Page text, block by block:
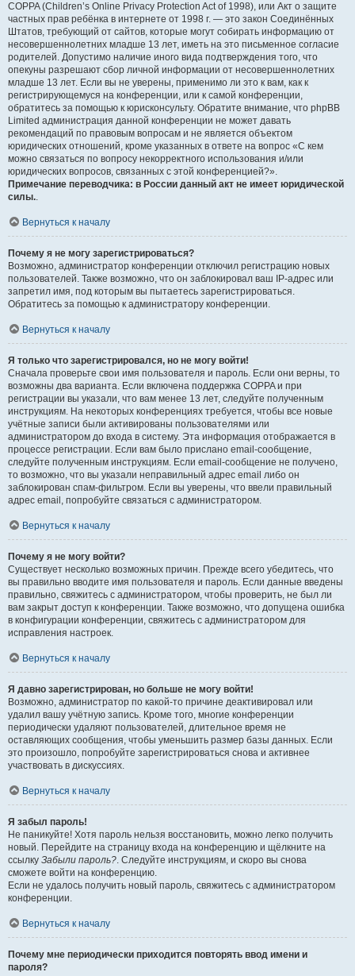
COPPA (Children’s Online Privacy Protection Act of 1998), или Акт о защите
частных прав ребёнка в интернете от 1998 г. — это закон Соединённых
Штатов, требующий от сайтов, которые могут собирать информацию от
несовершеннолетних младше 13 лет, иметь на это письменное согласие
родителей. Допустимо наличие иного вида подтверждения того, что
опекуны разрешают сбор личной информации от несовершеннолетних
младше 13 лет. Если вы не уверены, применимо ли это к вам, как к
регистрирующемуся на конференции, или к самой конференции,
обратитесь за помощью к юрисконсульту. Обратите внимание, что phpBB
Limited администрация данной конференции не может давать
рекомендаций по правовым вопросам и не является объектом
юридических отношений, кроме указанных в ответе на вопрос «С кем
можно связаться по вопросу некорректного использования и/или
юридических вопросов, связанных с этой конференцией?».
Примечание переводчика: в России данный акт не имеет юридической
силы..
Вернуться к началу
Почему я не могу зарегистрироваться?
Возможно, администратор конференции отключил регистрацию новых
пользователей. Также возможно, что он заблокировал ваш IP-адрес или
запретил имя, под которым вы пытаетесь зарегистрироваться.
Обратитесь за помощью к администратору конференции.
Вернуться к началу
Я только что зарегистрировался, но не могу войти!
Сначала проверьте свои имя пользователя и пароль. Если они верны, то
возможны два варианта. Если включена поддержка COPPA и при
регистрации вы указали, что вам менее 13 лет, следуйте полученным
инструкциям. На некоторых конференциях требуется, чтобы все новые
учётные записи были активированы пользователями или
администратором до входа в систему. Эта информация отображается в
процессе регистрации. Если вам было прислано email-сообщение,
следуйте полученным инструкциям. Если email-сообщение не получено,
то возможно, что вы указали неправильный адрес email либо он
заблокирован спам-фильтром. Если вы уверены, что ввели правильный
адрес email, попробуйте связаться с администратором.
Вернуться к началу
Почему я не могу войти?
Существует несколько возможных причин. Прежде всего убедитесь, что
вы правильно вводите имя пользователя и пароль. Если данные введены
правильно, свяжитесь с администратором, чтобы проверить, не был ли
вам закрыт доступ к конференции. Также возможно, что допущена ошибка
в конфигурации конференции, свяжитесь с администратором для
исправления настроек.
Вернуться к началу
Я давно зарегистрирован, но больше не могу войти!
Возможно, администратор по какой-то причине деактивировал или
удалил вашу учётную запись. Кроме того, многие конференции
периодически удаляют пользователей, длительное время не
оставляющих сообщения, чтобы уменьшить размер базы данных. Если
это произошло, попробуйте зарегистрироваться снова и активнее
участвовать в дискуссиях.
Вернуться к началу
Я забыл пароль!
Не паникуйте! Хотя пароль нельзя восстановить, можно легко получить
новый. Перейдите на страницу входа на конференцию и щёлкните на
ссылку Забыли пароль?. Следуйте инструкциям, и скоро вы снова
сможете войти на конференцию.
Если не удалось получить новый пароль, свяжитесь с администратором
конференции.
Вернуться к началу
Почему мне периодически приходится повторять ввод имени и
пароля?